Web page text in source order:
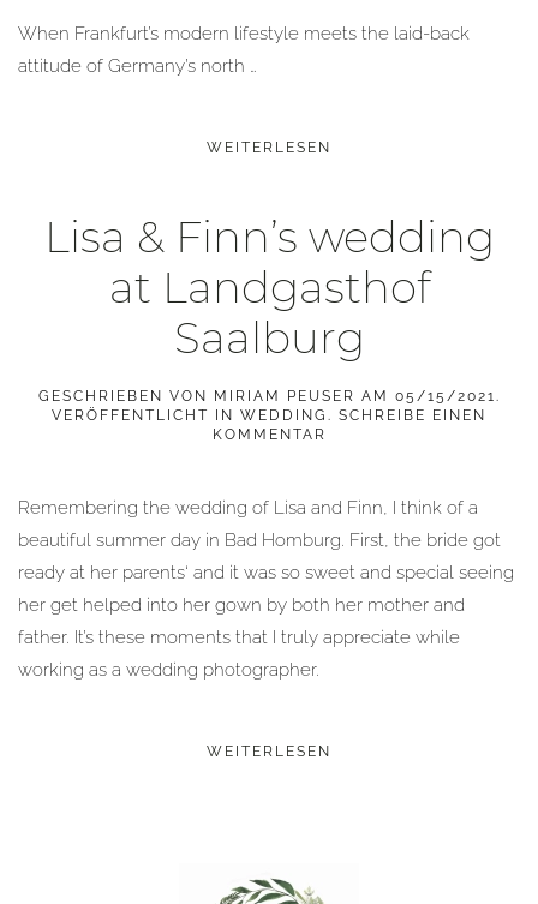
When Frankfurt’s modern lifestyle meets the laid-back
attitude of Germany’s north …
WEITERLESEN
Lisa & Finn’s wedding
at Landgasthof
Saalburg
GESCHRIEBEN VON MIRIAM PEUSER AM 05/15/2021.
VERÖFFENTLICHT IN WEDDING . SCHREIBE EINEN
KOMMENTAR
Remembering the wedding of Lisa and Finn, I think of a
beautiful summer day in Bad Homburg. First, the bride got
ready at her parents‘ and it was so sweet and special seeing
her get helped into her gown by both her mother and
father. It’s these moments that I truly appreciate while
working as a wedding photographer.
WEITERLESEN